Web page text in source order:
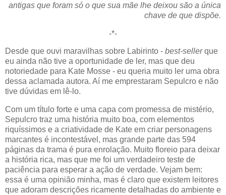
antigas que foram só o que sua mãe lhe deixou são a única
chave de que dispõe.
-*-
Desde que ouvi maravilhas sobre Labirinto - best-sellerque
eu ainda não tive a oportunidade de ler, mas que deu
notoriedade para Kate Mosse - eu queria muito ler uma obra
dessa aclamada autora. Aí me emprestaram Sepulcro e não
tive dúvidas em lê-lo.
Com um título forte e uma capa com promessa de mistério,
Sepulcro traz uma história muito boa, com elementos
riquíssimos e a criatividade de Kate em criar personagens
marcantes é incontestável, mas grande parte das 594
páginas da trama é pura enrolação. Muito floreio para deixar
a história rica, mas que me foi um verdadeiro teste de
paciência para esperar a ação de verdade. Vejam bem:
essa é uma opinião minha, mas é claro que existem leitores
que adoram descrições ricamente detalhadas do ambiente e